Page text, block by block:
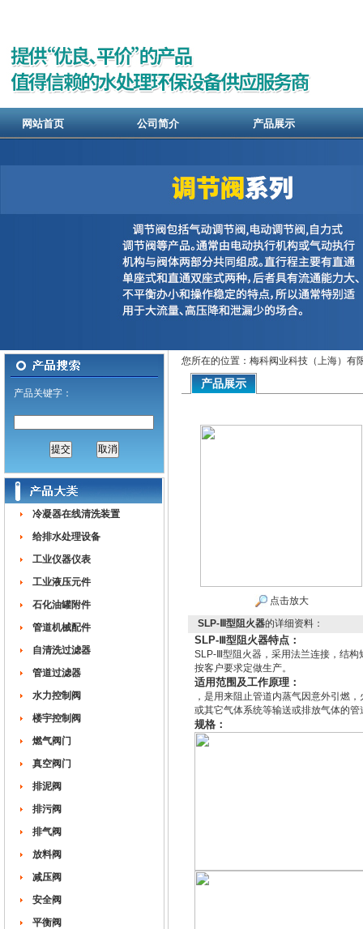
网站首页 公司简介 产品展示
产品关键字：
冷凝器在线清洗装置
给排水处理设备
工业仪器仪表
工业液压元件
石化油罐附件
管道机械配件
自清洗过滤器
管道过滤器
水力控制阀
楼宇控制阀
燃气阀门
真空阀门
排泥阀
排污阀
排气阀
放料阀
减压阀
安全阀
平衡阀
您所在的位置：梅科阀业科技（上海）有
产品展示
点击放大
SLP-Ⅲ型阻火器的详细资料：
SLP-Ⅲ型阻火器特点：
SLP-Ⅲ型阻火器，采用法兰连接，结
按客户要求定做生产。
适用范围及工作原理：
，是用来阻止管道内蒸气因意外引燃
或其它气体系统等输送或排放气体的
规格：